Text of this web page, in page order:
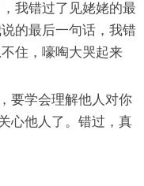
我错过了见姥姥的最
的最后一句话，我错
住，嚎啕大哭起来
学会理解他人对你
心他人了。错过，真